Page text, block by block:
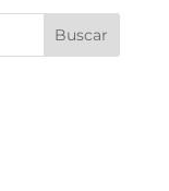
Buscar